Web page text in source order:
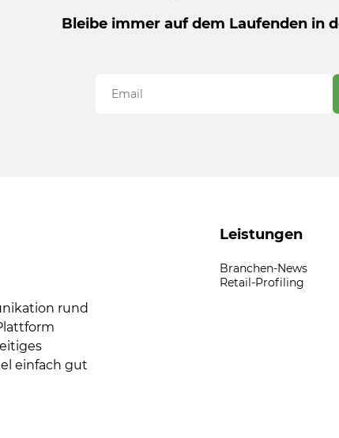
Bleibe immer auf dem Laufenden in
rund
einfach gut
Leistungen
Branchen-News
Retail-Profiling